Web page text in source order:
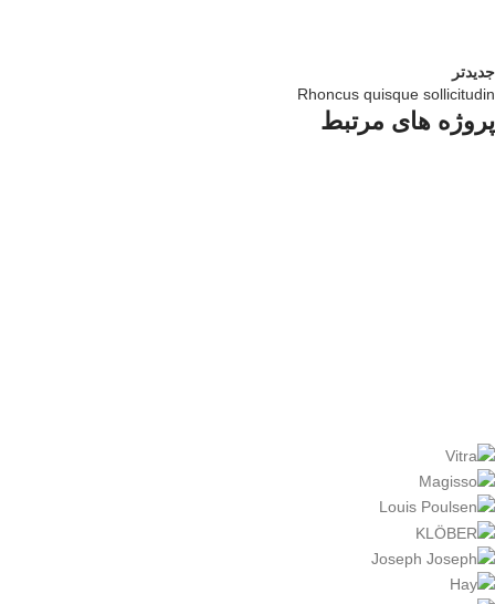
جدیدتر
Rhoncus quisque sollicitudin
پروژه های مرتبط